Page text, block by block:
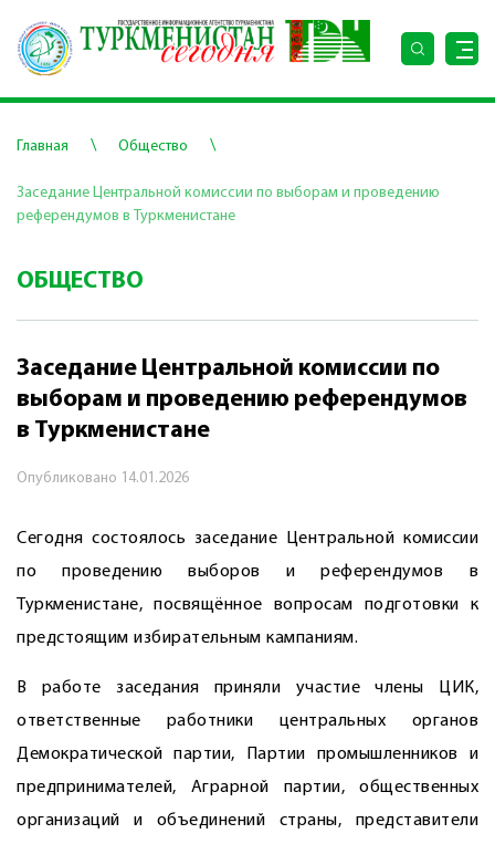
Главная \ Общество \
Заседание Центральной комиссии по выборам и проведению
референдумов в Туркменистане
ОБЩЕСТВО
Заседание Центральной комиссии по
выборам и проведению референдумов
в Туркменистане
Опубликовано 14.01.2026
Сегодня состоялось заседание Центральной комиссии
по проведению выборов и референдумов в
Туркменистане, посвящённое вопросам подготовки к
предстоящим избирательным кампаниям.
В работе заседания приняли участие члены ЦИК,
ответственные работники центральных органов
Демократической партии, Партии промышленников и
предпринимателей, Аграрной партии, общественных
организаций и объединений страны, представители